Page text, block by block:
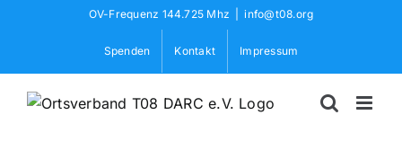
OV-Frequenz 144.725 Mhz info@t08.org
Spenden Kontakt Impressum